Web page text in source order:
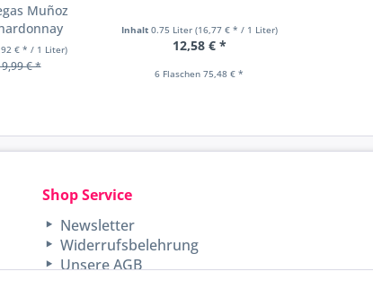
Muñoz
€ * / 1 Liter)
€ *
Inhalt 0.75 Liter (16,77 € * / 1 Liter)
12,58 € *
6 Flaschen 75,48 € *
Shop Service
Newsletter
Widerrufsbelehrung
Unsere AGB